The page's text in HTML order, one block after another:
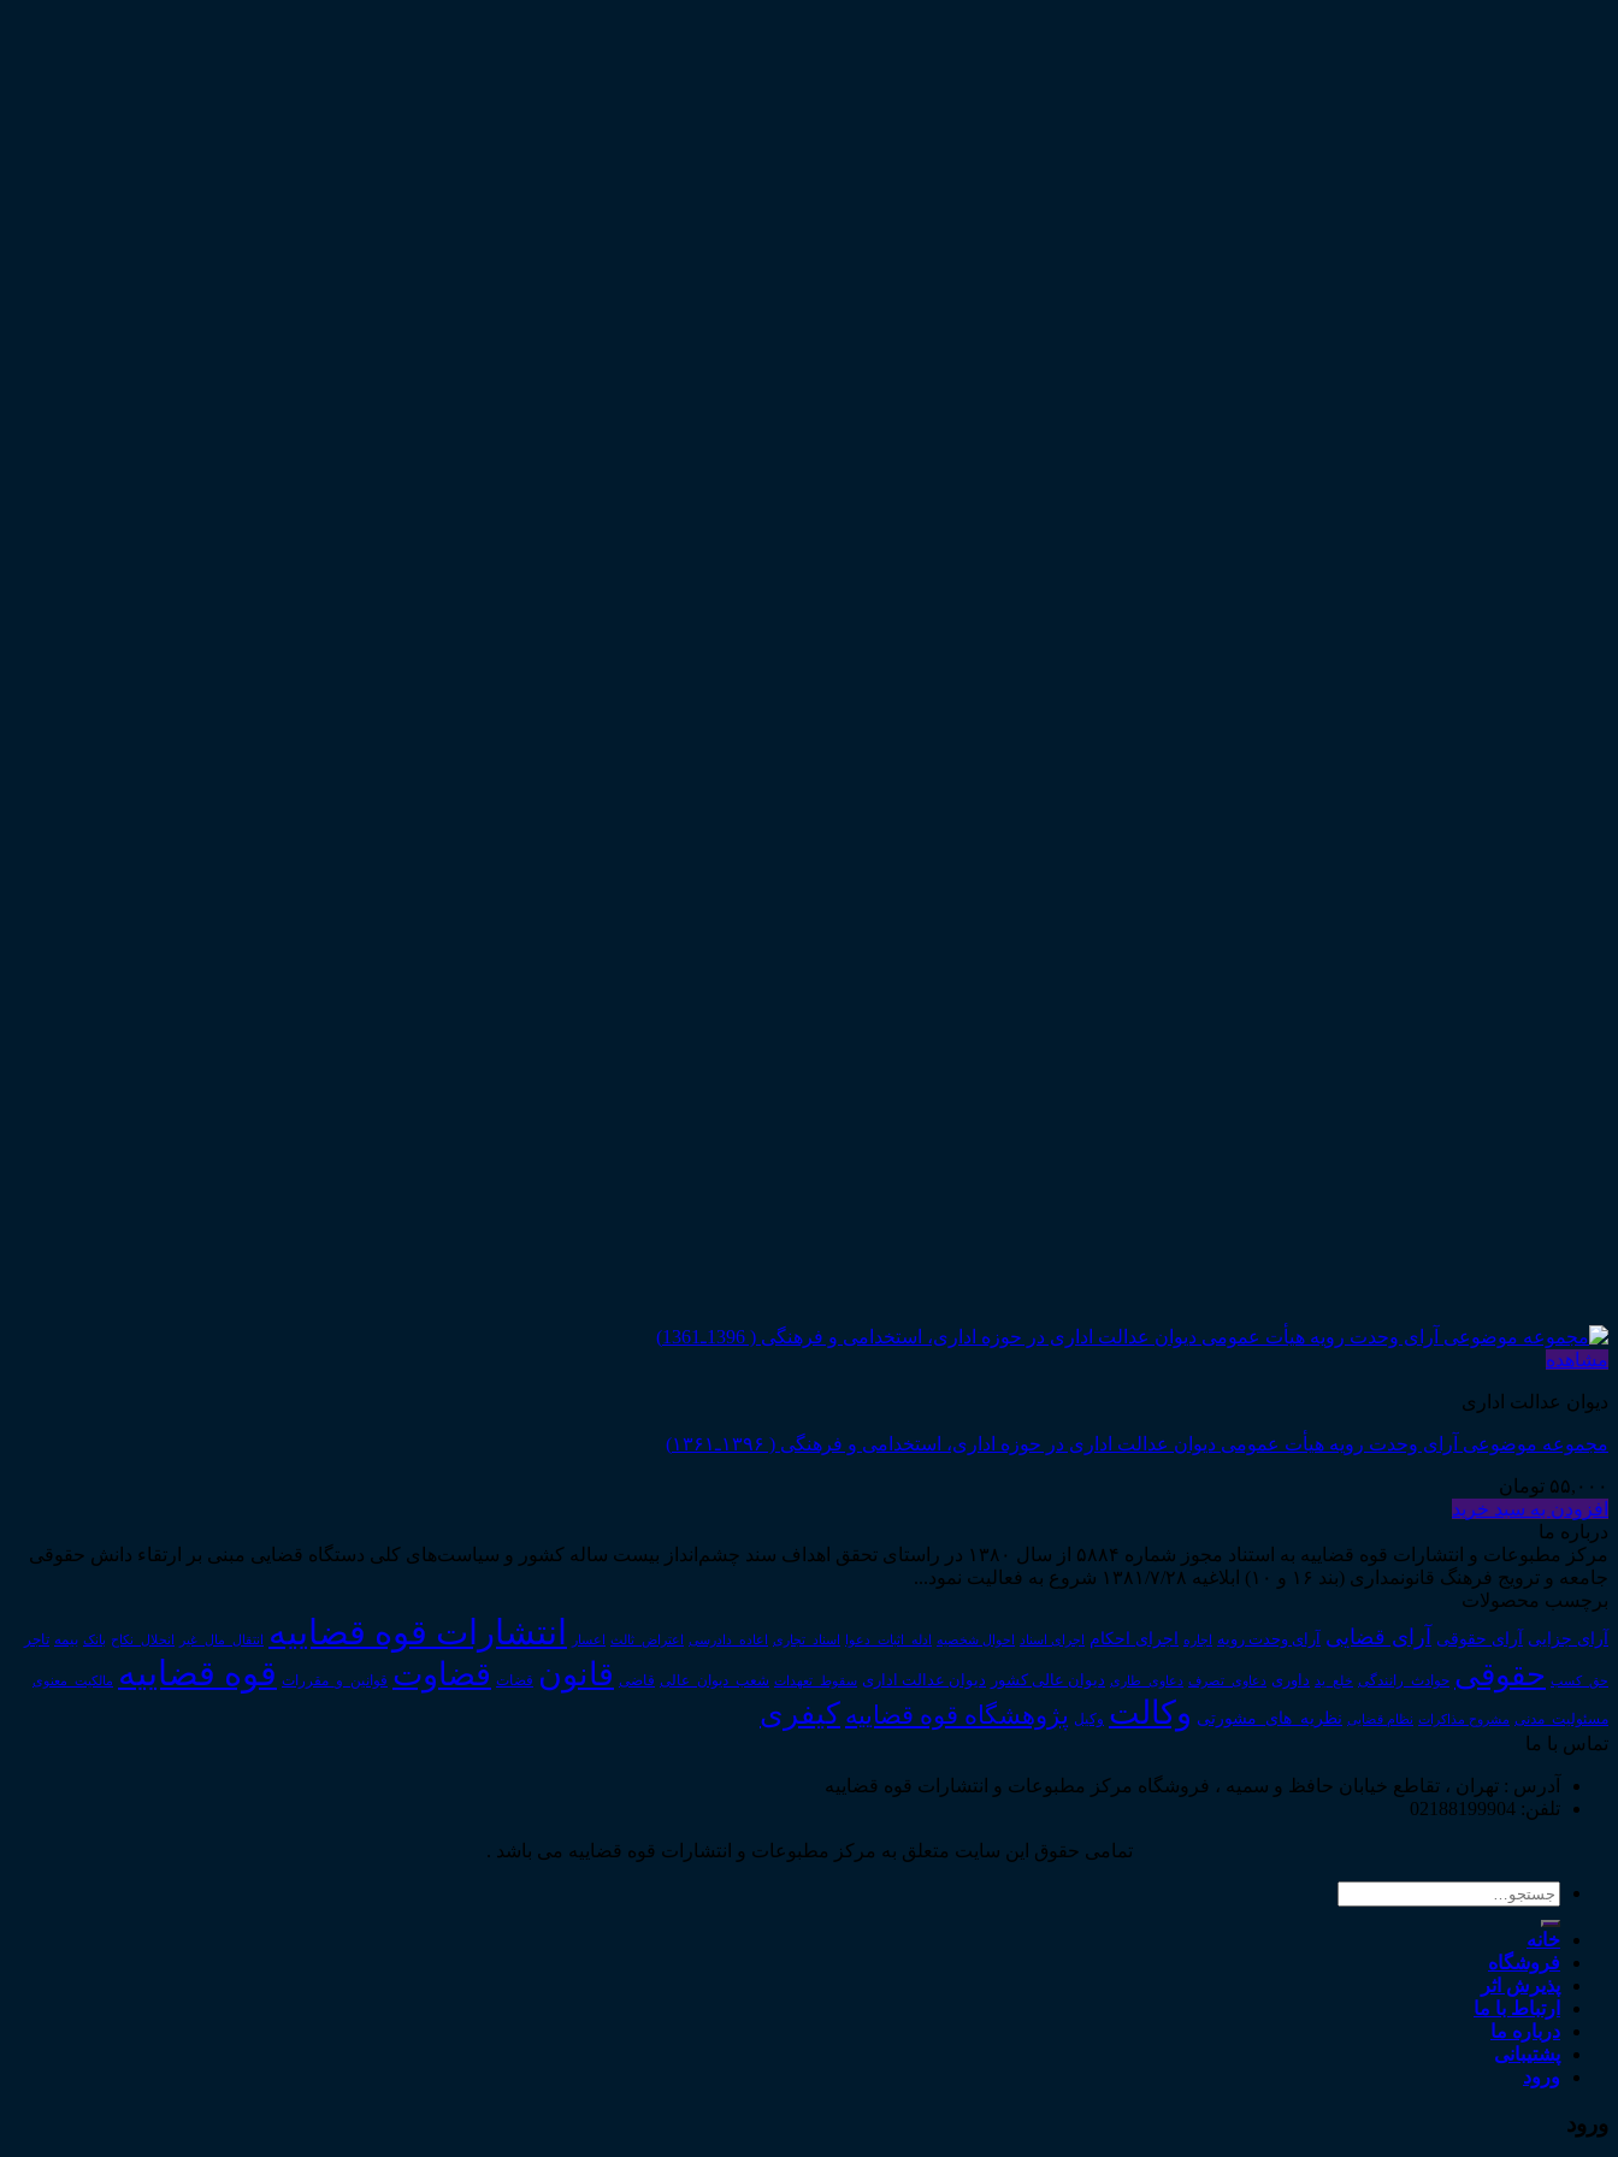
مشاهده
دیوان عدالت اداری
مجموعه موضوعی آرای وحدت رویه هیأت عمومی دیوان عدالت اداری در حوزه اداری، استخدامی و فرهنگی ( ۱۳۹۶ـ۱۳۶۱)
۵۵,۰۰۰ تومان
افزودن به سبد خرید
درباره ما
مرکز مطبوعات و انتشارات قوه قضاییه به استناد مجوز شماره ۵۸۸۴ از سال ۱۳۸۰ در راستای تحقق اهداف سند چشم‌انداز بیست ساله کشور و سیاست‌های کلی دستگاه قضایی مبنی بر ارتقاء دانش حقوقی
جامعه و ترویج فرهنگ قانونمداری (بند ۱۶ و ۱۰) ابلاغیه ۱۳۸۱/۷/۲۸ شروع به فعالیت نمود...
برچسب محصولات
آرای جزایی آرای حقوقی آرای قضایی آرای وحدت رویه اجاره اجرای احکام اجرای اسناد احوال شخصیه ادله_اثبات_دعوا اسناد_تجاری اعاده_دادرسی اعتراض_ثالث اعسار انتشارات قوه قضاییه انتقال_مال_غیر انحلال_نکاح بانک بیمه تاجر
حق_کسب حقوقی حوادث_رانندگی خلع_ید داوری دعاوی_تصرف دعاوی_طاری دیوان عالی کشور دیوان عدالت اداری سقوط_تعهدات شعب_دیوان_عالی قاضی قانون قضات قضاوت قوانین_و_مقررات قوه قضاییه مالکیت_معنوی
مسئولیت_مدنی مشروح مذاکرات نظام قضایی نظریه_های_مشورتی وکالت وکیل پژوهشگاه قوه قضاییه کیفری
تماس با ما
آدرس : تهران ، تقاطع خیابان حافظ و سمیه ، فروشگاه مرکز مطبوعات و انتشارات قوه قضاییه
تلفن: 02188199904
تمامی حقوق این سایت متعلق به مرکز مطبوعات و انتشارات قوه قضاییه می باشد .
جستجو
خانه
فروشگاه
پذیرش اثر
ارتباط با ما
درباره ما
پشتیبانی
ورود
ورود